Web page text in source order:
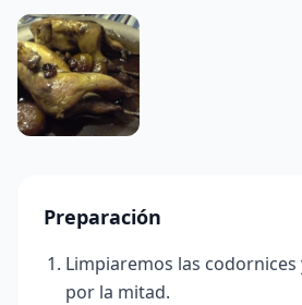
Preparación
Limpiaremos las
por la mitad.